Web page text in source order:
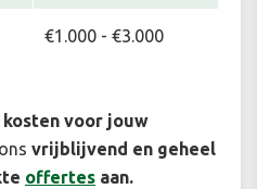
€1.000 - €3.000
kosten voor jouw
vrijblijvend en geheel
offertes aan.